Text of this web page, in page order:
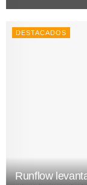
DESTACADOS
Runflow